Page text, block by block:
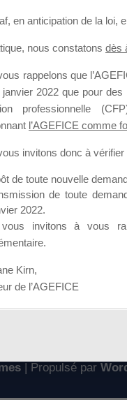
de Formation
dédié au support sur
inscrit(e)pour pouvoir
| Propulsé par
en anticipation de la loi,
nous constatons dès
rappelons que
2022 que pour
professionnelle
l’AGEFICE comme
invitons donc à
de toute nouvelle
de toute
2022.
invitons à vous
Kirn,
de l’AGEFICE